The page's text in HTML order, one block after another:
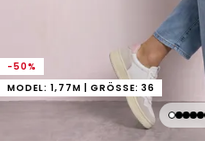
-50%
MODEL: 1,77M | GRÖSSE: 36